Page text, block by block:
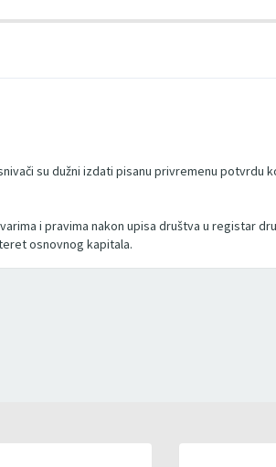
su dužni izdati pisanu privremenu potvrdu
i pravima nakon upisa društva u registar
osnovnog kapitala.